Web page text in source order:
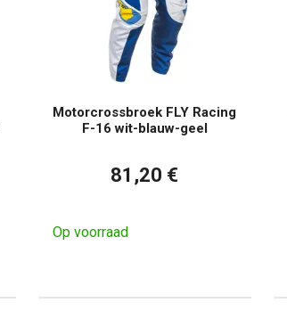
Motorcrossbroek FLY Racing
F-16 wit-blauw-geel
81,20 €
Op voorraad